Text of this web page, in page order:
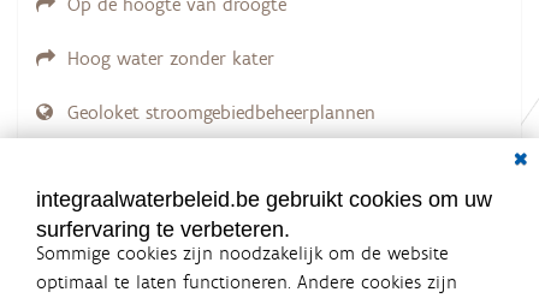
.
Hoog water zonder kater
Geoloket stroomgebiedbeheerplannen
LOGIN VEREIST
integraalwaterbeleid.be gebruikt cookies om uw
surfervaring te verbeteren.
Sommige cookies zijn noodzakelijk om de website
optimaal te laten functioneren. Andere cookies zijn